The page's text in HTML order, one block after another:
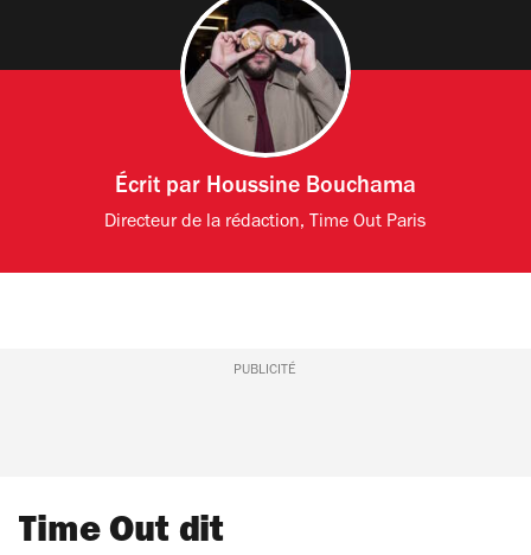
Écrit par Houssine Bouchama
Directeur de la rédaction, Time Out Paris
PUBLICITÉ
Time Out dit